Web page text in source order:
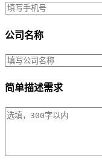
公司名称
简单描述需求